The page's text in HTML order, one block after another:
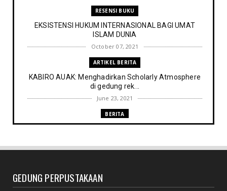
RESENSI BUKU
EKSISTENSI HUKUM INTERNASIONAL BAGI UMAT
ISLAM DUNIA
October 07, 2021
ARTIKEL BERITA
KABIRO AUAK: Menghadirkan Scholarly Atmosphere
di gedung rek...
June 23, 2021
BERITA
June 06, 2021
Proker UPT. Perpustakaan IAIN Parepare menuju
GEDUNG PERPUSTAKAAN